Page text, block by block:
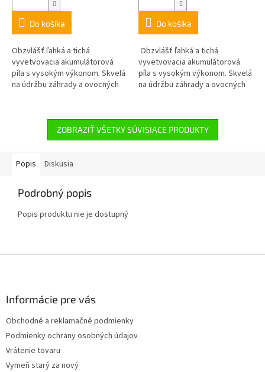
Do košíka
Obzvlášť ľahká a tichá
vyvetvovacia akumulátorová
píla s vysokým výkonom. Skvelá
na údržbu záhrady a ovocných
Do košíka
Obzvlášť ľahká a tichá
vyvetvovacia akumulátorová
píla s vysokým výkonom. Skvelá
na údržbu záhrady a ovocných
280...
ZOBRAZIŤ VŠETKY SÚVISIACE PRODUKTY
Popis Diskusia
Podrobný popis
Popis produktu nie je dostupný
Informácie pre vás
Obchodné a reklamačné podmienky
Podmienky ochrany osobných údajov
Vrátenie tovaru
Vymeň starý za nový